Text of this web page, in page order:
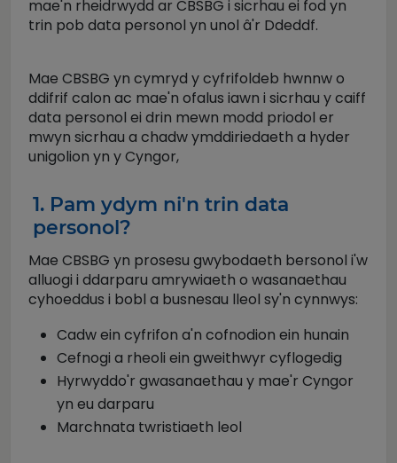
mae'n rheidrwydd ar CBSBG i sicrhau ei fod yn
trin pob data personol yn unol â'r Ddeddf.
Mae CBSBG yn cymryd y cyfrifoldeb hwnnw o
ddifrif calon ac mae'n ofalus iawn i sicrhau y caiff
data personol ei drin mewn modd priodol er
mwyn sicrhau a chadw ymddiriedaeth a hyder
unigolion yn y Cyngor,
1. Pam ydym ni'n trin data
personol?
Mae CBSBG yn prosesu gwybodaeth bersonol i'w
alluogi i ddarparu amrywiaeth o wasanaethau
cyhoeddus i bobl a busnesau lleol sy'n cynnwys:
Cadw ein cyfrifon a'n cofnodion ein hunain
Cefnogi a rheoli ein gweithwyr cyflogedig
Hyrwyddo'r gwasanaethau y mae'r Cyngor
yn eu darparu
Marchnata twristiaeth leol